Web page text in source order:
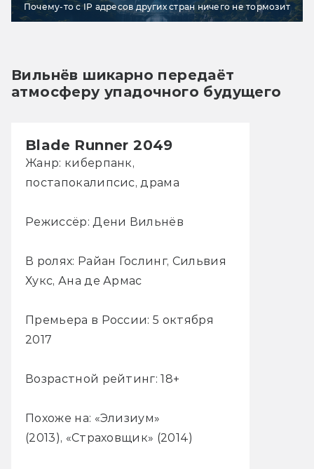
Почему-то с IP адресов других стран ничего не тормозит
Вильнёв шикарно передаёт
атмосферу упадочного будущего
Blade Runner 2049
Жанр: киберпанк,
постапокалипсис, драма
Режиссёр: Дени Вильнёв
В ролях: Райан Гослинг, Сильвия
Хукс, Ана де Армас
Премьера в России: 5 октября
2017
Возрастной рейтинг: 18+
Похоже на: «Элизиум»
(2013), «Страховщик» (2014)